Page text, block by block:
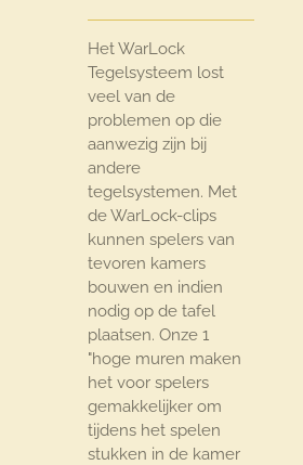
Het WarLock
Tegelsysteem lost
veel van de
problemen op die
aanwezig zijn bij
andere
tegelsystemen. Met
de WarLock-clips
kunnen spelers van
tevoren kamers
bouwen en indien
nodig op de tafel
plaatsen. Onze 1
"hoge muren maken
het voor spelers
gemakkelijker om
tijdens het spelen
stukken in de kamer